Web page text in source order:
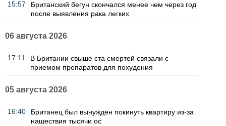
15:57
Британский бегун скончался менее чем через год
после выявления рака легких
06 августа 2026
17:11
В Британии свыше ста смертей связали с
приемом препаратов для похудения
05 августа 2026
16:40
Британец был вынужден покинуть квартиру из-за
нашествия тысячи ос